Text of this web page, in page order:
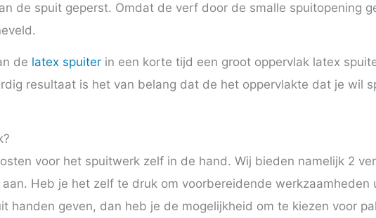
de spuit geperst. Omdat de verf door de smalle spuitopening
de latex spuiter in een korte tijd een groot oppervlak latex
resultaat is het van belang dat de het oppervlakte dat je wil
voor het spuitwerk zelf in de hand. Wij bieden namelijk 2
Heb je het zelf te druk om voorbereidende werkzaamheden
handen geven, dan heb je de mogelijkheid om te kiezen voor